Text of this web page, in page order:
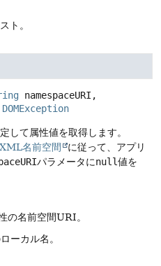
ト。
namespaceURI,
DOMException
して属性値を取得します。
XML名前空間
に従って、アプリ
パラメータにnull値を
の名前空間URI。
ーカル名。